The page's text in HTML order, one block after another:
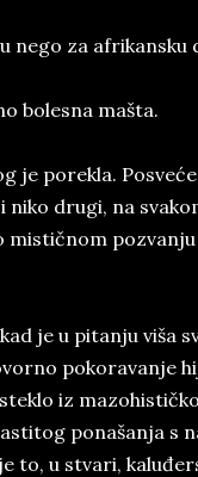
nego za afrikansku
bolesna mašta.
je porekla.
niko drugi, na
mističnom
je u pitanju viša
pokoravanje
iz
ponašanja s
to, u stvari,